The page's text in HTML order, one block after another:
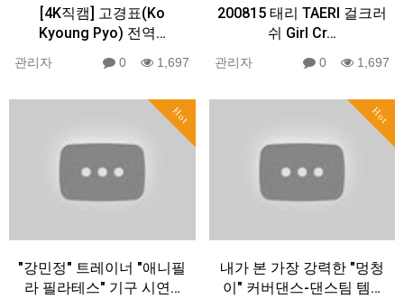
[4K직캠] 고경표(Ko
Kyoung Pyo) 전역…
관리자 0 1,697
200815 태리 TAERI 걸크러
쉬 Girl Cr…
관리자 0 1,697
Hot
"강민정" 트레이너 "애니필
라 필라테스" 기구 시연…
Hot
내가 본 가장 강력한 "멍청
이" 커버댄스-댄스팀 템…